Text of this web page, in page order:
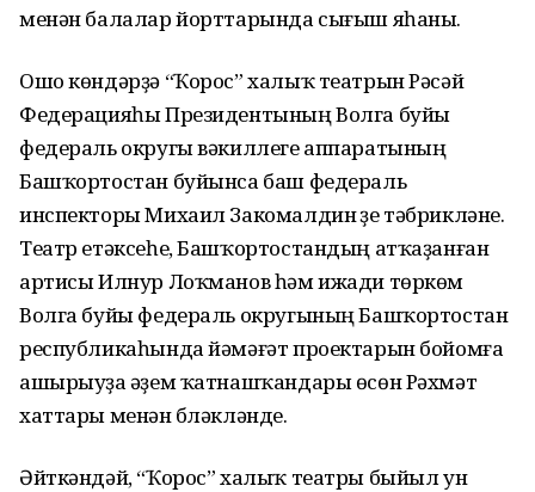
менән балалар йорттарында сығыш яһаны.
Ошо көндәрҙә “Ҡорос” халыҡ театрын Рәсәй
Федерацияһы Президентының Волга буйы
федераль округы вәкиллеге аппаратының
Башҡортостан буйынса баш федераль
инспекторы Михаил Закомалдин үҙе тәбрикләне.
Театр етәксеһе, Башҡортостандың атҡаҙанған
артисы Илнур Лоҡманов һәм ижади төркөм
Волга буйы федераль округының Башҡортостан
республикаһында йәмәғәт проектарын бойомға
ашырыуҙа әүҙем ҡатнашҡандары өсөн Рәхмәт
хаттары менән бүләкләнде.
Әйткәндәй, “Ҡорос” халыҡ театры быйыл ун